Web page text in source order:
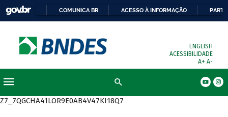
COMUNICA BR ACESSO À INFORMAÇÃO
ENGLISH
ACESSIBILIDADE
A+ A-
Z7_7QGCHA41LOR9E0AB4V47KI18Q7